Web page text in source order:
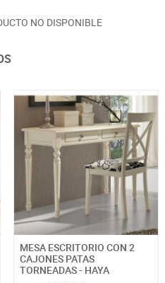
NO DISPONIBLE
MESA ESCRITORIO CON 2
CAJONES PATAS
TORNEADAS - HAYA